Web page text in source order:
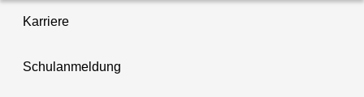
Karriere
Schulanmeldung